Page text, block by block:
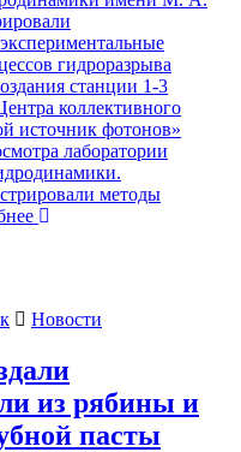
гидроразрыва
станции 1-3
коллективного
источник фотонов»
лаборатории
методы
Новости
из рябины и
пасты